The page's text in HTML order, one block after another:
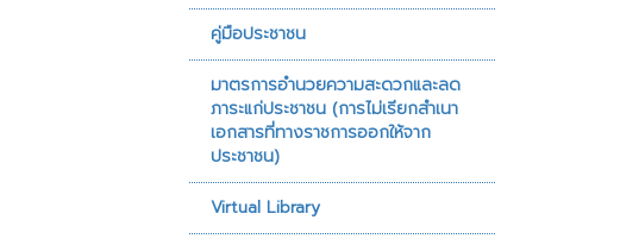
คู่มือประชาชน
มาตรการอำนวยความสะดวกและลด
ภาระแก่ประชาชน (การไม่เรียกสำเนา
เอกสารที่ทางราชการออกให้จาก
ประชาชน)
Virtual Library